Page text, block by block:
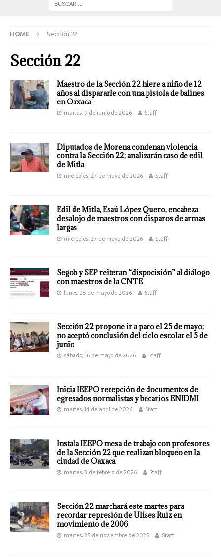
HOME Sección 22
Sección 22
Maestro de la Sección 22 hiere a niño de 12
años al dispararle con una pistola de balines
en Oaxaca
martes, 9 de junio de 2026 Staff
Diputados de Morena condenan violencia
contra la Sección 22; analizarán caso de edil
de Mitla
miércoles, 27 de mayo de 2026 Staff
Edil de Mitla, Esaú López Quero, encabeza
desalojo de maestros con disparos de armas
largas
miércoles, 27 de mayo de 2026 Staff
Segob y SEP reiteran “dispocisión” al diálogo
con maestros de la CNTE
lunes, 25 de mayo de 2026 Staff
Sección 22 propone ir a paro el 25 de mayo;
no aceptó conclusión del ciclo escolar el 5 de
junio
sábado, 16 de mayo de 2026 Staff
Inicia IEEPO recepción de documentos de
egresados normalistas y becarios ENIDMI
martes, 14 de abril de 2026 Staff
Instala IEEPO mesa de trabajo con profesores
de la Sección 22 que realizan bloqueo en la
ciudad de Oaxaca
martes, 3 de febrero de 2026 Staff
Sección 22 marchará este martes para
recordar represión de Ulises Ruiz en
movimiento de 2006
martes, 25 de noviembre de 2025 Staff